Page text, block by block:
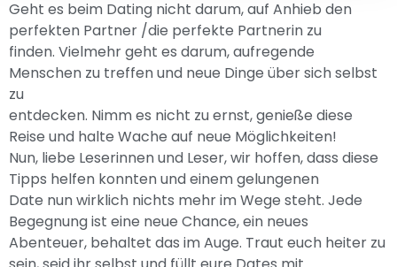
Geht es beim Dating nicht darum, auf Anhieb den
perfekten Partner /die perfekte Partnerin zu
finden. Vielmehr geht es darum, aufregende
Menschen zu treffen und neue Dinge über sich selbst
zu
entdecken. Nimm es nicht zu ernst, genieße diese
Reise und halte Wache auf neue Möglichkeiten!
Nun, liebe Leserinnen und Leser, wir hoffen, dass diese
Tipps helfen konnten und einem gelungenen
Date nun wirklich nichts mehr im Wege steht. Jede
Begegnung ist eine neue Chance, ein neues
Abenteuer, behaltet das im Auge. Traut euch heiter zu